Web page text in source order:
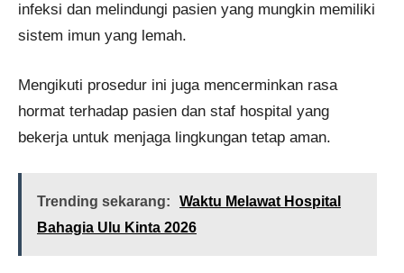
infeksi dan melindungi pasien yang mungkin memiliki
sistem imun yang lemah.
Mengikuti prosedur ini juga mencerminkan rasa
hormat terhadap pasien dan staf hospital yang
bekerja untuk menjaga lingkungan tetap aman.
Trending sekarang:
Waktu Melawat Hospital
Bahagia Ulu Kinta 2026